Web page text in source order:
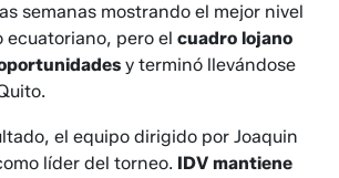
semanas mostrando el mejor nivel
ecuatoriano, pero elcuadro lojano
y terminó llevándose
el equipo dirigido por Joaquin
líder del torneo. IDV mantiene